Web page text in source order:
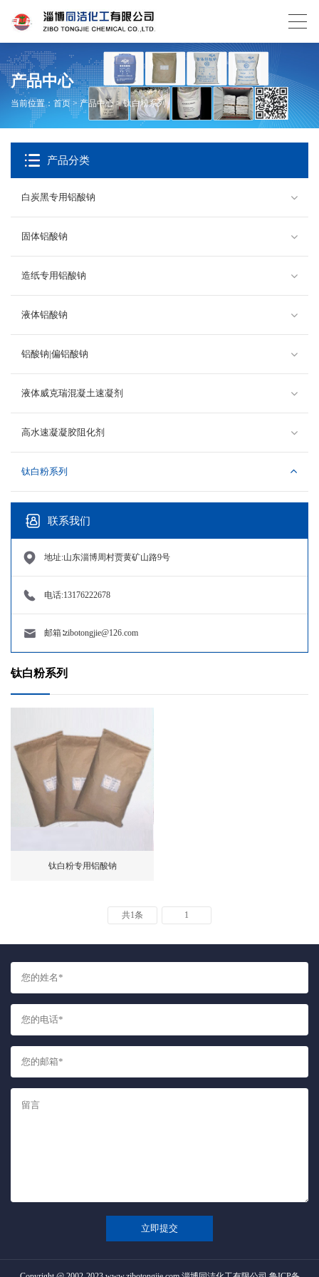
产品中心
当前位置： 首页>产品中心>钛白粉系列
产品分类
白炭黑专用铝酸钠
固体铝酸钠
造纸专用铝酸钠
液体铝酸钠
铝酸钠|偏铝酸钠
液体威克瑞混凝土速凝剂
高水速凝凝胶阻化剂
钛白粉系列
联系我们
地址:山东淄博周村贾黄矿山路9号
电话:13176222678
邮箱∶zibotongjie@126.com
钛白粉系列
钛白粉专用铝酸钠
共1条 1
立即提交